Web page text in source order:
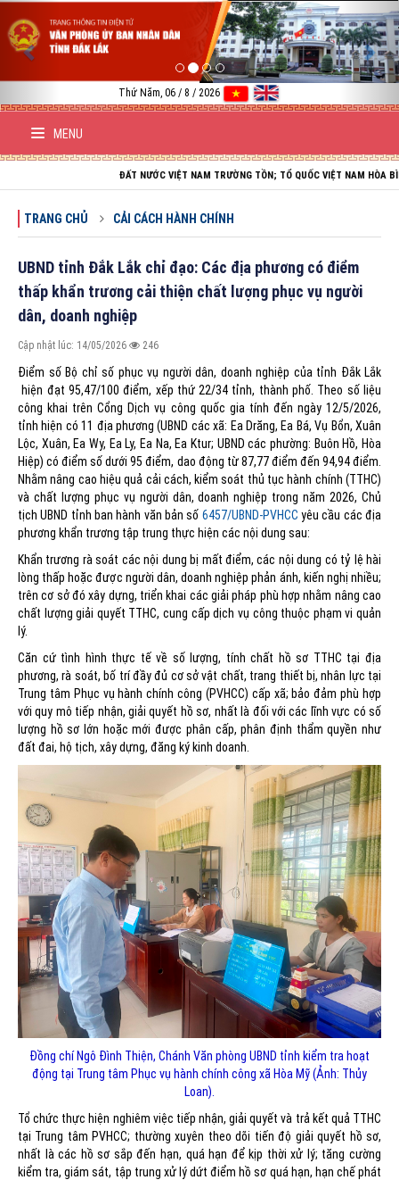
Thứ Năm, 06 / 8 / 2026
MENU
ĐẤT NƯỚC VIỆT NAM TRƯỜNG TỒN; TỔ QUỐC VIỆT NAM HÒA BÌNH;
TRANG CHỦ CẢI CÁCH HÀNH CHÍNH
UBND tỉnh Đắk Lắk chỉ đạo: Các địa phương có điểm
thấp khẩn trương cải thiện chất lượng phục vụ người
dân, doanh nghiệp
Cập nhật lúc: 14/05/2026 246
Điểm số Bộ chỉ số phục vụ người dân, doanh nghiệp của tỉnh Đắk Lắk
hiện đạt 95,47/100 điểm, xếp thứ 22/34 tỉnh, thành phố. Theo số liệu
công khai trên Cổng Dịch vụ công quốc gia tính đến ngày 12/5/2026,
tỉnh hiện có 11 địa phương (UBND các xã: Ea Drăng, Ea Bá, Vụ Bổn, Xuân
Lộc, Xuân, Ea Wy, Ea Ly, Ea Na, Ea Ktur; UBND các phường: Buôn Hồ, Hòa
Hiệp) có điểm số dưới 95 điểm, dao động từ 87,77 điểm đến 94,94 điểm.
Nhằm nâng cao hiệu quả cải cách, kiểm soát thủ tục hành chính (TTHC)
và chất lượng phục vụ người dân, doanh nghiệp trong năm 2026, Chủ
tịch UBND tỉnh ban hành văn bản số 6457/UBND-PVHCC yêu cầu các địa
phương khẩn trương tập trung thực hiện các nội dung sau:
Khẩn trương rà soát các nội dung bị mất điểm, các nội dung có tỷ lệ hài
lòng thấp hoặc được người dân, doanh nghiệp phản ánh, kiến nghị nhiều;
trên cơ sở đó xây dựng, triển khai các giải pháp phù hợp nhằm nâng cao
chất lượng giải quyết TTHC, cung cấp dịch vụ công thuộc phạm vi quản
lý.
Căn cứ tình hình thực tế về số lượng, tính chất hồ sơ TTHC tại địa
phương, rà soát, bố trí đầy đủ cơ sở vật chất, trang thiết bị, nhân lực tại
Trung tâm Phục vụ hành chính công (PVHCC) cấp xã; bảo đảm phù hợp
với quy mô tiếp nhận, giải quyết hồ sơ, nhất là đối với các lĩnh vực có số
lượng hồ sơ lớn hoặc mới được phân cấp, phân định thẩm quyền như
đất đai, hộ tịch, xây dựng, đăng ký kinh doanh.
Đồng chí Ngô Đình Thiện, Chánh Văn phòng UBND tỉnh kiểm tra hoạt
động tại Trung tâm Phục vụ hành chính công xã Hòa Mỹ (Ảnh: Thủy
Loan).
Tổ chức thực hiện nghiêm việc tiếp nhận, giải quyết và trả kết quả TTHC
tại Trung tâm PVHCC; thường xuyên theo dõi tiến độ giải quyết hồ sơ,
nhất là các hồ sơ sắp đến hạn, quá hạn để kịp thời xử lý; tăng cường
kiểm tra, giám sát, tập trung xử lý dứt điểm hồ sơ quá hạn, hạn chế phát